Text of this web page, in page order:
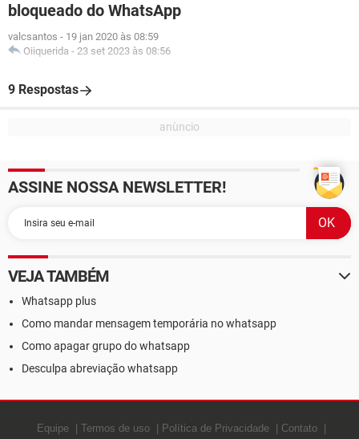
bloqueado do WhatsApp
valcsantos - 19 jan 2020 às 08:59
Oiiquerida - 23 set 2023 às 08:56
9 Respostas
ASSINE NOSSA NEWSLETTER!
VEJA TAMBÉM
Whatsapp plus
Como mandar mensagem temporária no whatsapp
Como apagar grupo do whatsapp
Desculpa abreviação whatsapp
Equipe Termos de uso Política de Privacidade Contato